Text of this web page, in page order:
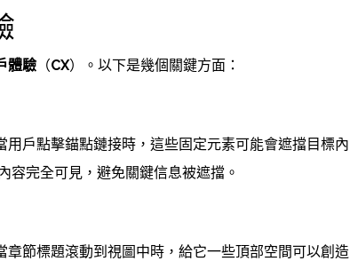
體驗 （CX）。以下是幾個關鍵方面：
戶點擊錨點鏈接時，這些固定元素可能會遮擋目標內
容完全可見，避免關鍵信息被遮擋。
節標題滾動到視圖中時，給它一些頂部空間可以創造